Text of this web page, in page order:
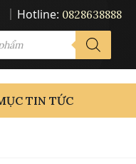
Hotline: 0828638888
TIN TỨC